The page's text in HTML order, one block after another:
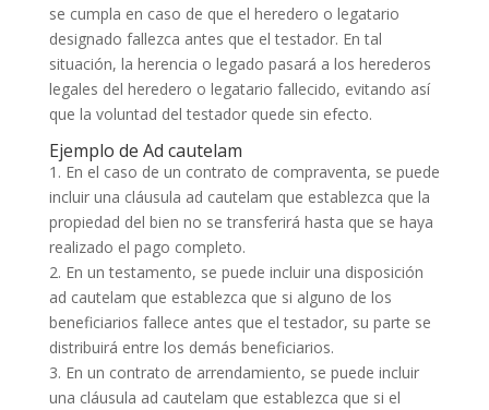
se cumpla en caso de que el heredero o legatario
designado fallezca antes que el testador. En tal
situación, la herencia o legado pasará a los herederos
legales del heredero o legatario fallecido, evitando así
que la voluntad del testador quede sin efecto.
Ejemplo de Ad cautelam
1. En el caso de un contrato de compraventa, se puede
incluir una cláusula ad cautelam que establezca que la
propiedad del bien no se transferirá hasta que se haya
realizado el pago completo.
2. En un testamento, se puede incluir una disposición
ad cautelam que establezca que si alguno de los
beneficiarios fallece antes que el testador, su parte se
distribuirá entre los demás beneficiarios.
3. En un contrato de arrendamiento, se puede incluir
una cláusula ad cautelam que establezca que si el